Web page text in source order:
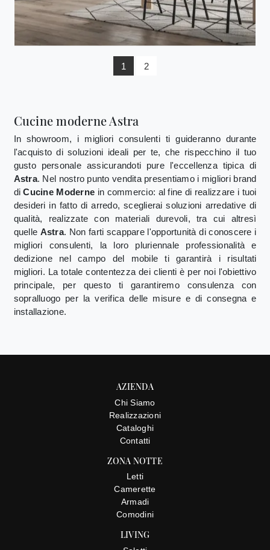
1 2
Cucine moderne Astra
In showroom, i migliori consulenti ti guideranno durante
l'acquisto di soluzioni ideali per te, che rispecchino il tuo
gusto personale assicurandoti pure l'eccellenza tipica di
Astra. Nel nostro punto vendita presentiamo i migliori brand
diCucine Moderne in commercio: al fine di realizzare i tuoi
desideri in fatto di arredo, sceglierai soluzioni arredative di
qualità, realizzate con materiali durevoli, tra cui altresì
quelle Astra. Non farti scappare l'opportunità di conoscere i
migliori consulenti, la loro pluriennale professionalità e
dedizione nel campo del mobile ti garantirà i risultati
migliori. La totale contentezza dei clienti è per noi l'obiettivo
principale, per questo ti garantiremo consulenza con
sopralluogo per la verifica delle misure e di consegna e
installazione.
LIVING
ZONA NOTTE
Letti
Camerette
Armadi
Comodini
AZIENDA
Chi Siamo
Realizzazioni
Cataloghi
Contatti